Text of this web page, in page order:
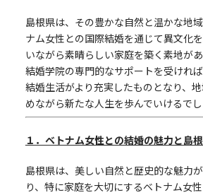
島根県は、その豊かな自然と温かな地
ナム女性との国際結婚を通じて異文化
いながら素晴らしい家庭を築く素地が
結婚学院の専門的なサポートを受けれ
結婚生活がより充実したものとなり、
めながら新たな人生を歩んでいけるでし
１．ベトナム女性との結婚の魅力と島
島根県は、美しい自然と歴史的な魅力
り、特に家庭を大切にするベトナム女